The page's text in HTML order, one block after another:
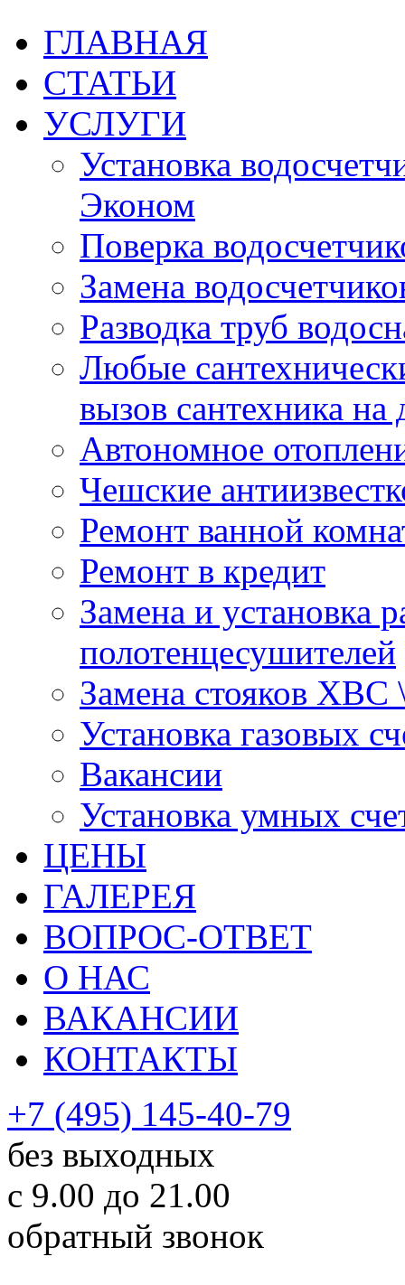
ГЛАВНАЯ
СТАТЬИ
УСЛУГИ
Установка
Эконом
Поверка
Замена
Разводка труб
Любые
вызов сантехника на
Автономное
Чешские
Ремонт ванной
Ремонт в кредит
Замена и установка
полотенцесушителей
Замена стояков
Установка газовых
Вакансии
Установка умных
ЦЕНЫ
ГАЛЕРЕЯ
ВОПРОС-ОТВЕТ
О НАС
ВАКАНСИИ
КОНТАКТЫ
+7 (495) 145-40-79
без выходных
с 9.00 до 21.00
обратный звонок